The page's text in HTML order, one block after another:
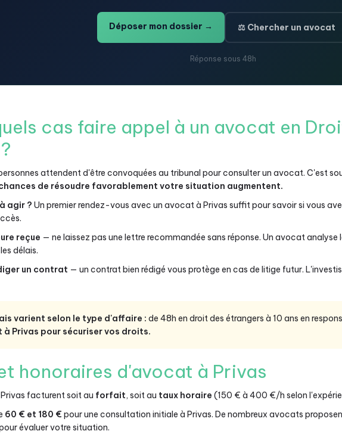
Déposer mon dossier → ⚖️ Chercher un avocat
Réponse sous 48h
cas faire appel à un avocat en
attendent d'être convoquées au tribunal pour consulter un avocat. C'est
de résoudre favorablement votre situation augmentent.
agir ? Un premier rendez-vous avec un avocat à Privas suffit pour savoir si vous
reçue — ne laissez pas une lettre recommandée sans réponse. Un avocat analyse
délais.
un contrat — un contrat bien rédigé vous protège en cas de litige futur.
varient selon le type d'affaire : de 48h en droit des étrangers à 10 ans en
à Privas pour sécuriser vos droits.
honoraires d'avocat à Privas
facturent soit au forfait, soit au taux horaire (150 € à 400 €/h selon
60 € et 180 € pour une consultation initiale à Privas. De nombreux avocats
évaluer votre situation.